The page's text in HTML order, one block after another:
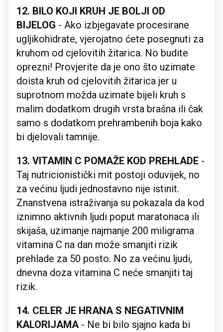
12. BILO KOJI KRUH JE BOLJI OD
BIJELOG - Ako izbjegavate procesirane
ugljikohidrate, vjerojatno ćete posegnuti za
kruhom od cjelovitih žitarica. No budite
oprezni! Provjerite da je ono što uzimate
doista kruh od cjelovitih žitarica jer u
suprotnom možda uzimate bijeli kruh s
malim dodatkom drugih vrsta brašna ili čak
samo s dodatkom prehrambenih boja kako
bi djelovali tamnije.
13. VITAMIN C POMAŽE KOD PREHLADE -
Taj nutricionistički mit postoji oduvijek, no
za većinu ljudi jednostavno nije istinit.
Znanstvena istraživanja su pokazala da kod
iznimno aktivnih ljudi poput maratonaca ili
skijaša, uzimanje najmanje 200 miligrama
vitamina C na dan može smanjiti rizik
prehlade za 50 posto. No za većinu ljudi,
dnevna doza vitamina C neće smanjiti taj
rizik.
14. CELER JE HRANA S NEGATIVNIM
KALORIJAMA - Ne bi bilo sjajno kada bi